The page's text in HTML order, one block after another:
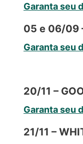
Garanta seu
05 e 06/09
Garanta seu
20/11 –
Garanta seu
21/11 –